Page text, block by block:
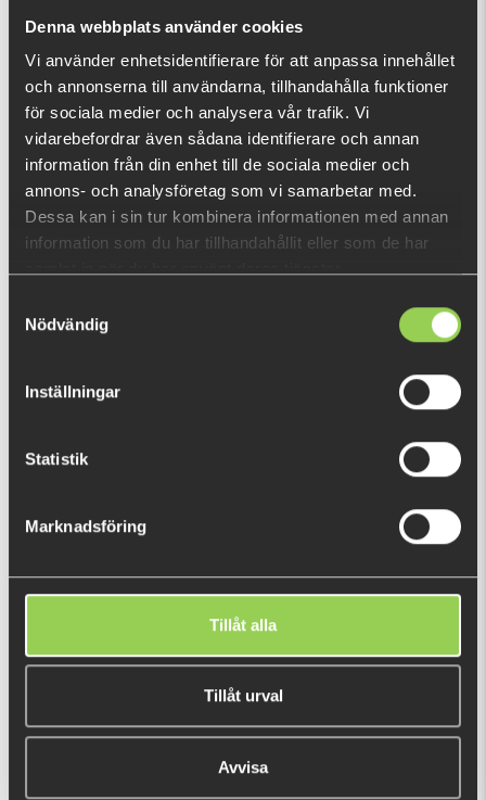
Denna webbplats använder cookies
Vi använder enhetsidentifierare för att anpassa innehållet
och annonserna till användarna, tillhandahålla funktioner
för sociala medier och analysera vår trafik. Vi
vidarebefordrar även sådana identifierare och annan
information från din enhet till de sociala medier och
annons- och analysföretag som vi samarbetar med.
Dessa kan i sin tur kombinera informationen med annan
information som du har tillhandahållit eller som de har
Nödvändig
Inställningar
Statistik
Marknadsföring
Tillåt alla
Tillåt urval
Avvisa
Vad är detta?
DU TITTADE NYLIGEN PÅ
Fåtal kvar
POPULÄRA PRODUKTER